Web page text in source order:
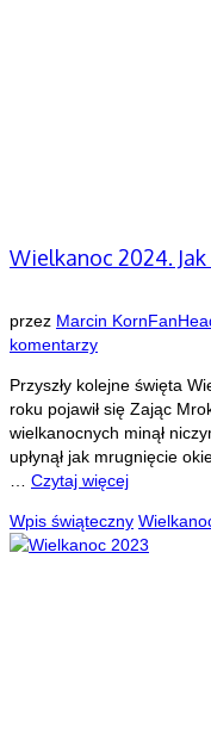
Wielkanoc 2024.
przez Marcin
komentarzy
Przyszły kolejne święta
roku pojawił się Zając
wielkanocnych minął
upłynął jak mrugnięcie
… Czytaj więcej
Wpis świąteczny